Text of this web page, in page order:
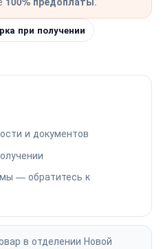
при получении
и документов
— обратитесь к
в отделении Новой